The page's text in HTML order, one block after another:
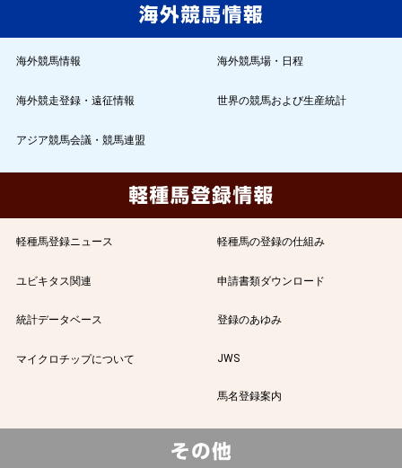
海外競馬情報 海外競馬場・日程
海外競走登録・遠征情報 世界の競馬および生産統計
アジア競馬会議・競馬連盟
軽種馬登録ニュース 軽種馬の登録の仕組み
ユビキタス関連 申請書類ダウンロード
統計データベース 登録のあゆみ
マイクロチップについて JWS
馬名登録案内